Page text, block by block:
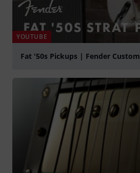
YOUTUBE
Fat '50s Pickups | Fender